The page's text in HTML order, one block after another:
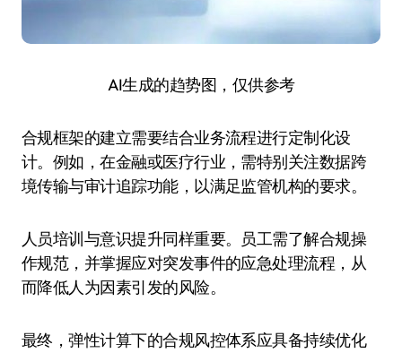
AI生成的趋势图，仅供参考
合规框架的建立需要结合业务流程进行定制化设
计。例如，在金融或医疗行业，需特别关注数据跨
境传输与审计追踪功能，以满足监管机构的要求。
人员培训与意识提升同样重要。员工需了解合规操
作规范，并掌握应对突发事件的应急处理流程，从
而降低人为因素引发的风险。
最终，弹性计算下的合规风控体系应具备持续优化